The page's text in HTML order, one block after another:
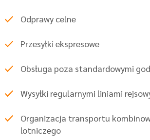
Odprawy celne
Przesyłki ekspresowe
Obsługa poza standardowymi
Wysyłki regularnymi liniami
Organizacja transportu
lotniczego